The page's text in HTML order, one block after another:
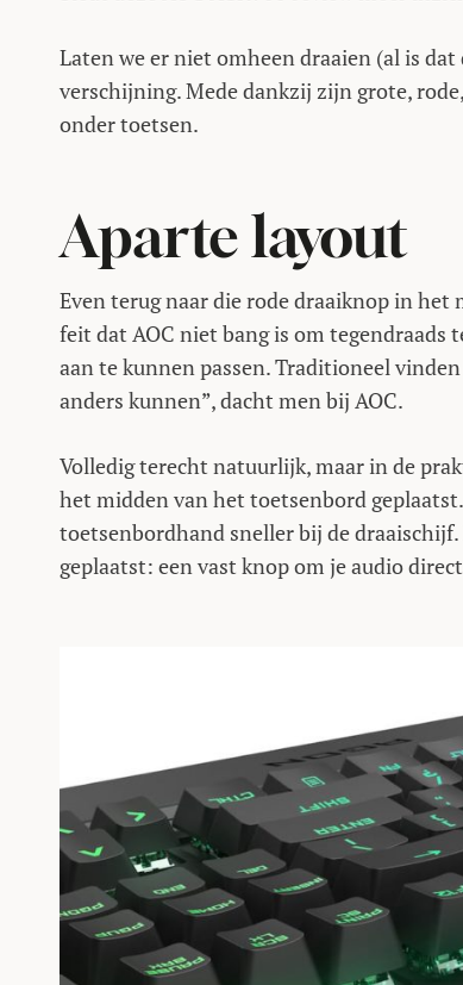
Laten we er niet omheen draaien (al is
verschijning. Mede dankzij zijn grote,
onder toetsen.
Aparte layout
Even terug naar die rode draaiknop in
feit dat AOC niet bang is om tegendraads
aan te kunnen passen. Traditioneel
anders kunnen”, dacht men bij AOC.
Volledig terecht natuurlijk, maar in de
het midden van het toetsenbord
toetsenbordhand sneller bij de
geplaatst: een vast knop om je audio